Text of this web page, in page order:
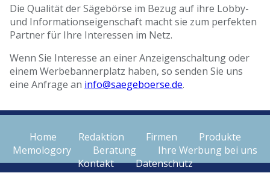
Die Qualität der Sägebörse im Bezug auf ihre Lobby-
und Informationseigenschaft macht sie zum perfekten
Partner für Ihre Interessen im Netz.
Wenn Sie Interesse an einer Anzeigenschaltung oder
einem Werbebannerplatz haben, so senden Sie uns
eine Anfrage an info@saegeboerse.de.
Home Redaktion Firmen
Produkte
Memologory
Beratung
Ihre Werbung bei uns
Kontakt
Datenschutz